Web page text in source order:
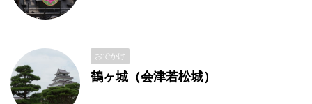
おでかけ
鶴ヶ城（会津若松城）